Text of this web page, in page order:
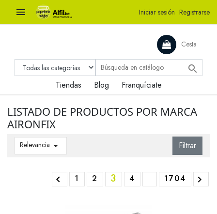
 Iniciar sesión · Registrarse
Cesta

Tiendas Blog Franquíciate
LISTADO DE PRODUCTOS POR MARCA
AIRONFIX
Relevancia  Filtrar
 1 2 3 4 1704 